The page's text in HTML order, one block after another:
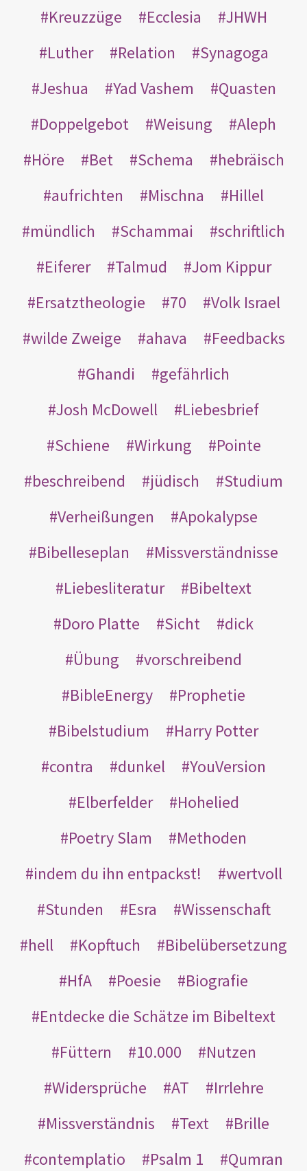
Kreuzzüge Ecclesia
JHWH
Luther
Relation
Synagoga
Jeshua
Yad Vashem
Quasten
Doppelgebot
Weisung
Aleph
Höre
Bet Schema
hebräisch
aufrichten
Mischna
Hillel
mündlich
Schammai
schriftlich
Eiferer
Talmud
Jom Kippur
Ersatztheologie
70
Volk Israel
wilde Zweige
ahava
Feedbacks
Ghandi
gefährlich
Josh McDowell
Liebesbrief
Schiene
Wirkung
Pointe
beschreibend
jüdisch
Studium
Verheißungen
Apokalypse
Bibelleseplan
Missverständnisse
Liebesliteratur
Bibeltext
Doro Platte
Sicht
dick
Übung
vorschreibend
BibleEnergy
Prophetie
Bibelstudium
Harry Potter
contra
dunkel
YouVersion
Elberfelder
Hohelied
Poetry Slam
Methoden
indem du ihn entpackst!
wertvoll
Stunden
Esra
Wissenschaft
hell
Kopftuch
Bibelübersetzung
HfA
Poesie
Biografie
Entdecke die Schätze im Bibeltext
Füttern
10.000
Nutzen
Widersprüche
AT
Irrlehre
Missverständnis
Text
Brille
contemplatio
Psalm 1
Qumran